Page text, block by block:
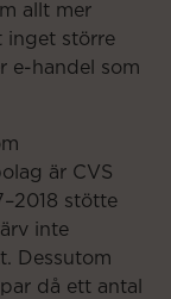
allt mer
inget större
e-handel som
är CVS
stötte
inte
Dessutom
då ett antal